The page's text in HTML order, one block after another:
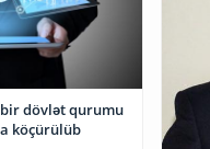
bir dövlət qurumu
köçürülüb